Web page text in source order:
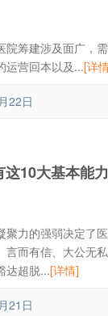
筹建涉及面广，
运营回本以及...[详
22日
10大基本能
力的强弱决定了
而有信、大公无
达超脱...[详情]
21日